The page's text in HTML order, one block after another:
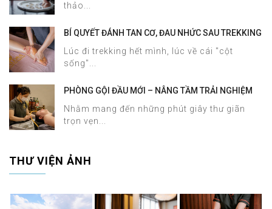
thảo...
BÍ QUYẾT ĐÁNH TAN CƠ, ĐAU NHỨC SAU TREKKING
MASSAGE
Lúc đi trekking hết mình, lúc về cái "cột
sống"...
PHÒNG GỘI ĐẦU MỚI – NÂNG TẦM TRẢI NGHIỆM
DƯỠNG SINH TẠI HALOSA SPA & MASSAGE
Nhằm mang đến những phút giây thư giãn
trọn vẹn...
THƯ VIỆN ẢNH